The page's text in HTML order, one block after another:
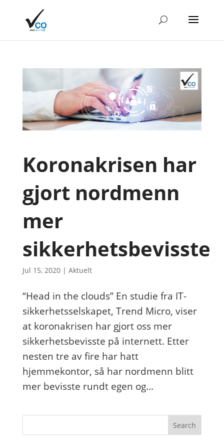
Koronakrisen har
gjort nordmenn
mer
sikkerhetsbevisste
Jul 15, 2020| Aktuelt
“Head in the clouds” En studie fra IT-
sikkerhetsselskapet, Trend Micro, viser
at koronakrisen har gjort oss mer
sikkerhetsbevisste på internett. Etter
nesten tre av fire har hatt
hjemmekontor, så har nordmenn blitt
mer bevisste rundt egen og...